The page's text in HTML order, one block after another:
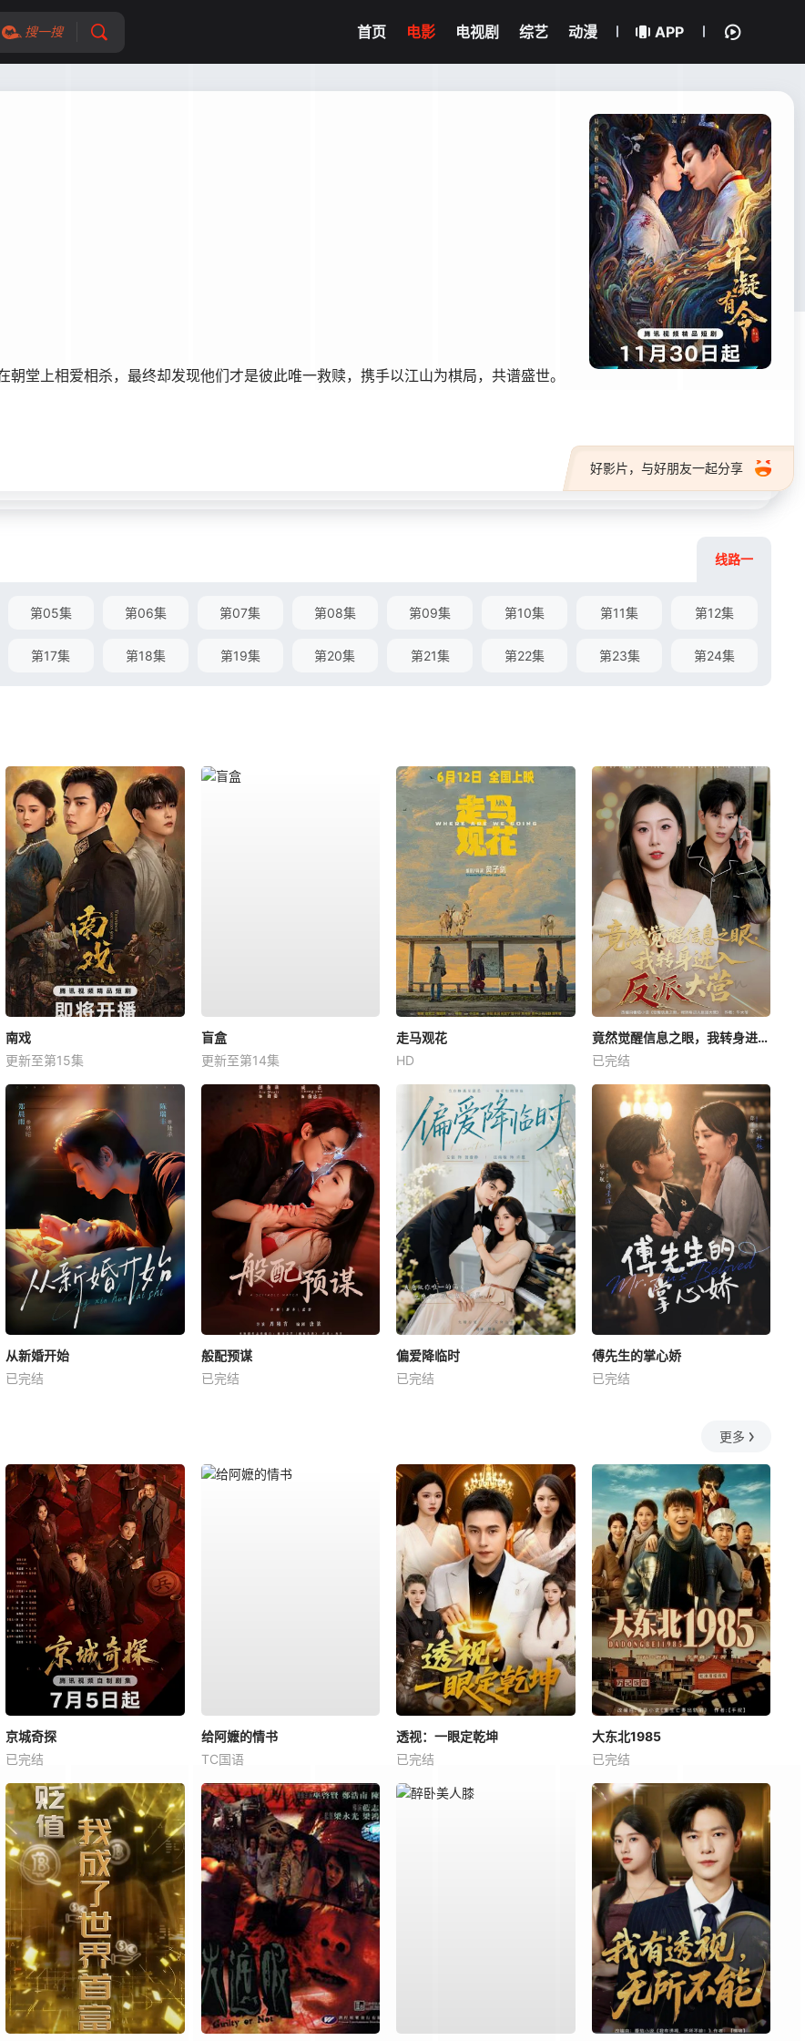
搜一搜 首页 电影 电视剧 综艺 动漫 APP
堂上相爱相杀，最终却发现他们才是彼此唯一救赎，携手以江山为棋局，共谱盛世。
好影片，与好朋友一起分享
线路一
第05集 第06集 第07集 第08集 第09集 第10集 第11集 第12集
第17集 第18集 第19集 第20集 第21集 第22集 第23集 第24集
南戏
更新至第15集
盲盒
更新至第14集
走马观花
HD
竟然觉醒信息之眼，我转身进入反派大营
已完结
从新婚开始
已完结
般配预谋
已完结
偏爱降临时
已完结
傅先生的掌心娇
已完结
更多
京城奇探
已完结
给阿嬷的情书
TC国语
透视：一眼定乾坤
已完结
大东北1985
已完结